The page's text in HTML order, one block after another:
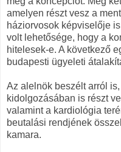
amelyen részt vesz a
háziorvosok képviselője
volt lehetősége, hogy a
hitelesek-e. A következő
budapesti ügyeleti
Az alelnök beszélt arról
kidolgozásában is részt
valamint a kardiológia
beutalási rendjének
kamara.